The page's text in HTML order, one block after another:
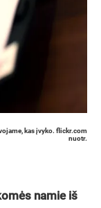
kas įvyko. flickr.com
nuotr.
namie iš